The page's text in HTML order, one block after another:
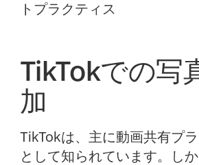
トプラクティス
TikTokでの写
加
TikTokは、主に動画共有プ
として知られています。し